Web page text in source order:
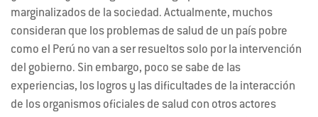
marginalizados de la sociedad. Actualmente, muchos
consideran que los problemas de salud de un país pobre
como el Perú no van a ser resueltos solo por la intervención
del gobierno. Sin embargo, poco se sabe de las
experiencias, los logros y las dificultades de la interacción
de los organismos oficiales de salud con otros actores